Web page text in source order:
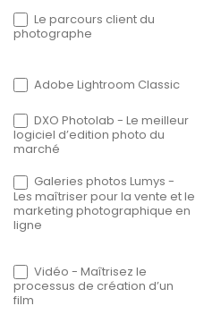
Le parcours client du
photographe
Adobe Lightroom Classic
DXO Photolab - Le meilleur
logiciel d’edition photo du
marché
Galeries photos Lumys -
Les maîtriser pour la vente et le
marketing photographique en
ligne
Vidéo - Maîtrisez le
processus de création d’un
film